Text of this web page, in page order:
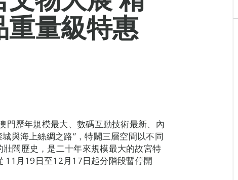
量級特惠
門歷年規模最大、數碼互動技術最新、內
與海上絲綢之路”，特闢三層空間以不同
闊歷史，是二十年來規模最大的故宮特
11月19日至12月17日起分階段暫停開